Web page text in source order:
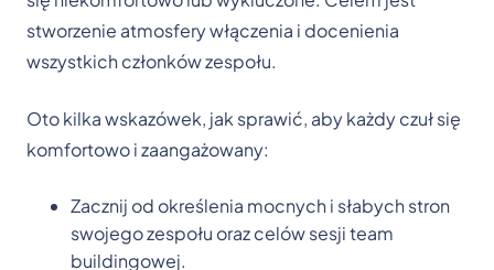
stworzenie atmosfery włączenia i docenienia
wszystkich członków zespołu.
Oto kilka wskazówek, jak sprawić, aby każdy czuł się
komfortowo i zaangażowany:
Zacznij od określenia mocnych i słabych stron
swojego zespołu oraz celów sesji team
buildingowej.